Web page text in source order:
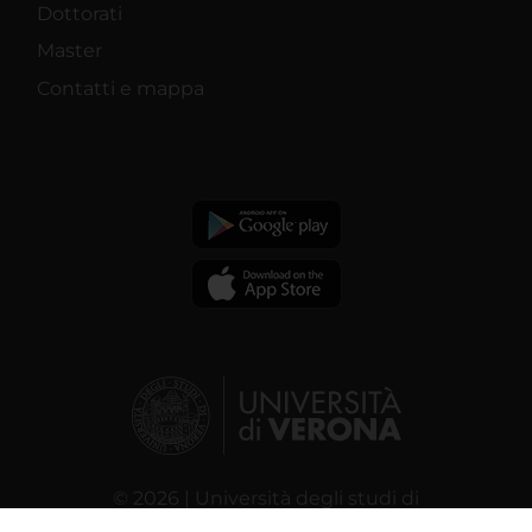
Dottorati
Master
Contatti e mappa
© 2026 | Università degli studi di